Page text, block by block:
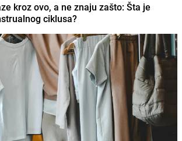
kroz ovo, a ne znaju zašto: Šta je
ciklusa?